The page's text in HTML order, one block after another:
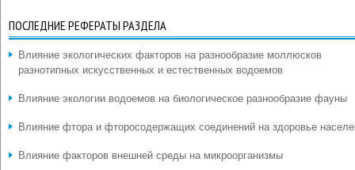
ПОСЛЕДНИЕ РЕФЕРАТЫ РАЗДЕЛА
Влияние экологических факторов на разнообразие моллюсков
разнотипных искусственных и естественных водоемов
Влияние экологии водоемов на биологическое разнообразие фауны
Влияние фтора и фторосодержащих соединений на здоровье
Влияние факторов внешней среды на микроорганизмы